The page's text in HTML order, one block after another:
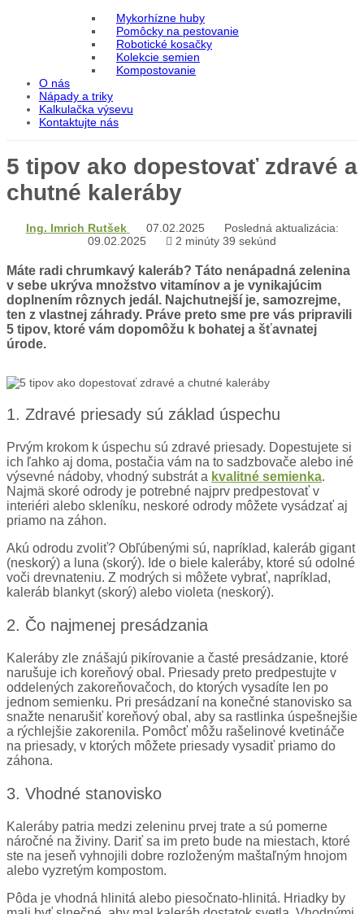
Mykorhízne huby
Pomôcky na pestovanie
Robotické kosačky
Kolekcie semien
Kompostovanie
O nás
Nápady a triky
Kalkulačka výsevu
Kontaktujte nás
5 tipov ako dopestovať zdravé a
chutné kaleráby
Ing. Imrich Rutšek 07.02.2025
Posledná aktualizácia:
09.02.2025
2 minúty 39 sekúnd
Máte radi chrumkavý kaleráb? Táto nenápadná zelenina
v sebe ukrýva množstvo vitamínov a je vynikajúcim
doplnením rôznych jedál. Najchutnejší je, samozrejme,
ten z vlastnej záhrady. Práve preto sme pre vás pripravili
5 tipov, ktoré vám dopomôžu k bohatej a šťavnatej
úrode.
1. Zdravé priesady sú základ úspechu
Prvým krokom k úspechu sú zdravé priesady. Dopestujete si
ich ľahko aj doma, postačia vám na to sadzbovače alebo iné
výsevné nádoby, vhodný substrát a kvalitné semienka.
Najmä skoré odrody je potrebné najprv predpestovať v
interiéri alebo skleníku, neskoré odrody môžete vysádzať aj
priamo na záhon.
Akú odrodu zvoliť? Obľúbenými sú, napríklad, kaleráb gigant
(neskorý) a luna (skorý). Ide o biele kaleráby, ktoré sú odolné
voči drevnateniu. Z modrých si môžete vybrať, napríklad,
kaleráb blankyt (skorý) alebo violeta (neskorý).
2. Čo najmenej presádzania
Kaleráby zle znášajú pikírovanie a časté presádzanie, ktoré
narušuje ich koreňový obal. Priesady preto predpestujte v
oddelených zakoreňovačoch, do ktorých vysadíte len po
jednom semienku. Pri presádzaní na konečné stanovisko sa
snažte nenarušiť koreňový obal, aby sa rastlinka úspešnejšie
a rýchlejšie zakorenila. Pomôcť môžu rašelinové kvetináče
na priesady, v ktorých môžete priesady vysadiť priamo do
záhona.
3. Vhodné stanovisko
Kaleráby patria medzi zeleninu prvej trate a sú pomerne
náročné na živiny. Dariť sa im preto bude na miestach, ktoré
ste na jeseň vyhnojili dobre rozloženým maštaľným hnojom
alebo vyzretým kompostom.
Pôda je vhodná hlinitá alebo piesočnato-hlinitá. Hriadky by